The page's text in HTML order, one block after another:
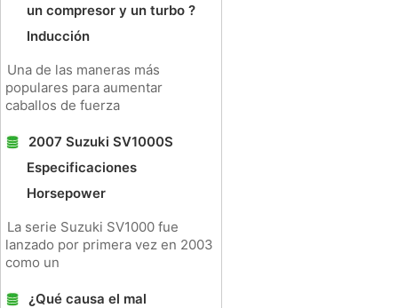
un compresor y un turbo ?
Inducción
Una de las maneras más
populares para aumentar
caballos de fuerza
2007 Suzuki SV1000S
Especificaciones
Horsepower
La serie Suzuki SV1000 fue
lanzado por primera vez en 2003
como un
¿Qué causa el mal